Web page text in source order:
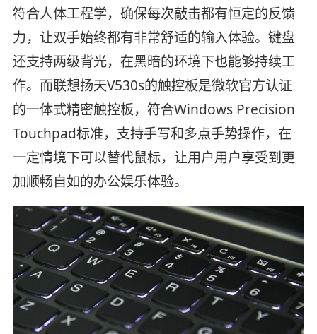
符合人体工程学，确保每次敲击都有恒定的反馈
力，让双手始终都有非常舒适的输入体验。键盘
还支持两级背光，在黑暗的环境下也能够持续工
作。而联想扬天V530s的触控板是微软官方认证
的一体式精密触控板，符合Windows Precision
Touchpad标准，支持手写和多点手势操作，在
一定情境下可以替代鼠标，让用户用户享受到更
加顺畅自如的办公娱乐体验。